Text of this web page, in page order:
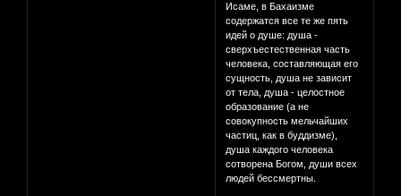
Исаме, в Бахаизме
содержатся все те же пять
идей о душе: душа -
сверхъестественная часть
человека, составляющая его
сущность, душа не зависит
от тела, душа - целостное
образование (а не
совокупность мельчайших
частиц, как в буддизме),
душа каждого человека
сотворена Богом, души всех
людей бессмертны.